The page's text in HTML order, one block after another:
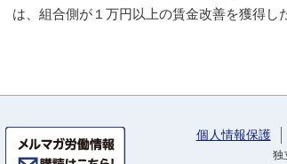
は、組合側が１万円以上の賃金改善を獲得し
個人情報保護
独